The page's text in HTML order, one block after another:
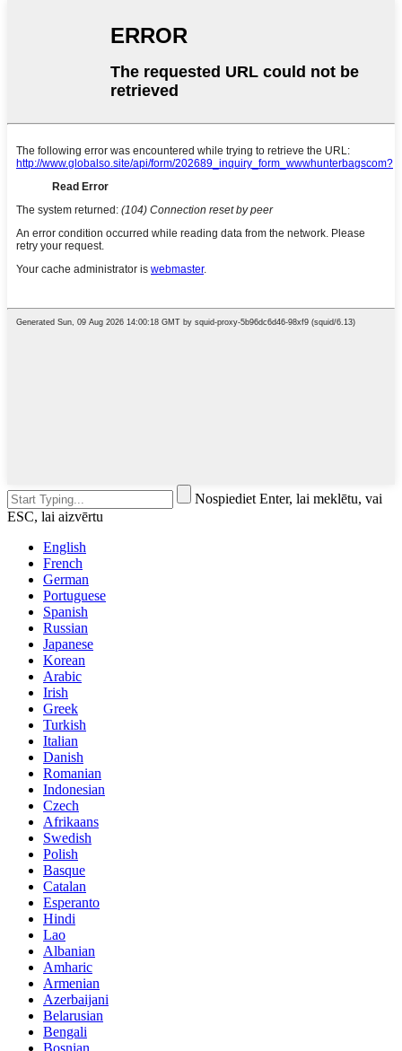
Nospiediet Enter, lai meklētu, vai
ESC, lai aizvērtu
English
French
German
Portuguese
Spanish
Russian
Japanese
Korean
Arabic
Irish
Greek
Turkish
Italian
Danish
Romanian
Indonesian
Czech
Afrikaans
Swedish
Polish
Basque
Catalan
Esperanto
Hindi
Lao
Albanian
Amharic
Armenian
Azerbaijani
Belarusian
Bengali
Bosnian